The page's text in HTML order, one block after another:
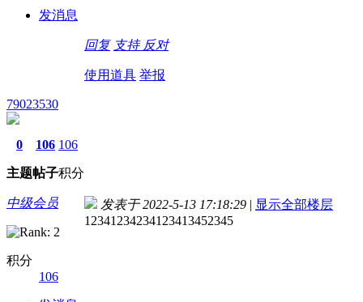
发消息
回复 支持 反对
使用道具 举报
79023530
0
主题
106
帖子
106
积分
中级会员
积分
106
发表于 2022-5-13 17:18:29 | 显示全部楼层
12341234234123413452345